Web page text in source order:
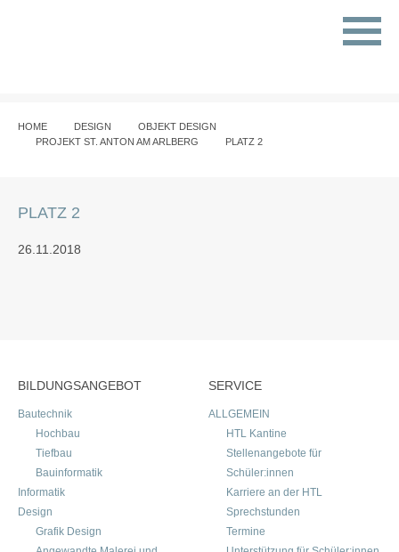
HOME DESIGN
OBJEKT DESIGN
PROJEKT ST. ANTON AM ARLBERG
PLATZ 2
PLATZ 2
26.11.2018
BILDUNGSANGEBOT
Bautechnik
Hochbau
Tiefbau
Bauinformatik
Informatik
Design
Grafik Design
SERVICE
ALLGEMEIN
HTL Kantine
Stellenangebote für
Schüler:innen
Karriere an der HTL
Sprechstunden
Termine